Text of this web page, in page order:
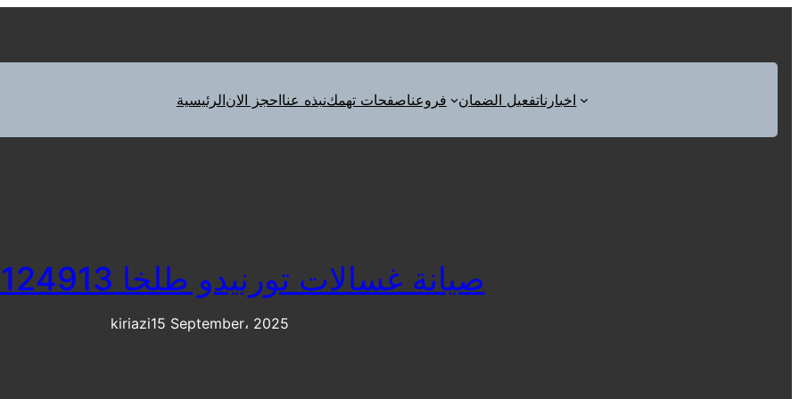
الرئيسيةاحجز الاننبذه عناصفحات تهمكفروعنا تفعيل الضماناخبارنا
صيانة غسالات تورنيدو طلخا 01112124913
kiriazi15 September، 2025